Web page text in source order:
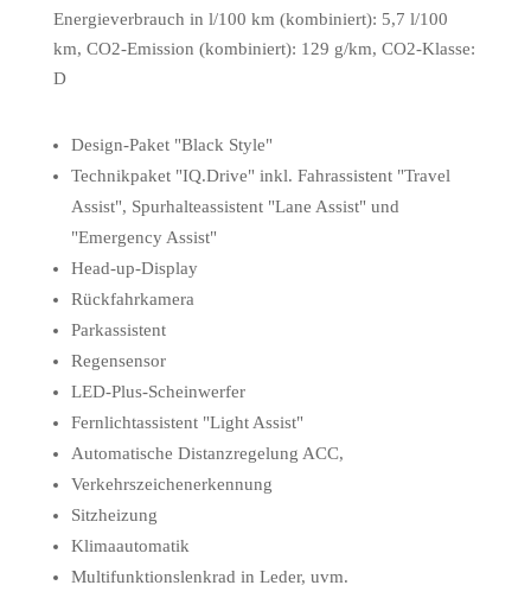
Energieverbrauch in l/100 km (kombiniert): 5,7 l/100
km, CO2-Emission (kombiniert): 129 g/km, CO2-Klasse:
D
Design-Paket "Black Style"
Technikpaket "IQ.Drive" inkl. Fahrassistent "Travel
Assist", Spurhalteassistent "Lane Assist" und
"Emergency Assist"
Head-up-Display
Rückfahrkamera
Parkassistent
Regensensor
LED-Plus-Scheinwerfer
Fernlichtassistent "Light Assist"
Automatische Distanzregelung ACC,
Verkehrszeichenerkennung
Sitzheizung
Klimaautomatik
Multifunktionslenkrad in Leder, uvm.